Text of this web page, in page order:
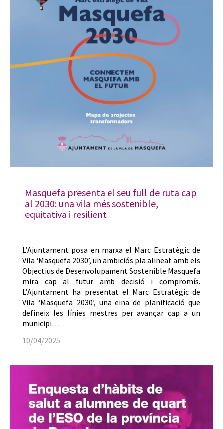
Masquefa presenta el seu full de ruta cap
al 2030: una vila més sostenible,
equitativa i resilient
L’Ajuntament posa en marxa el Marc Estratègic de
Vila ‘Masquefa 2030’, un ambiciós pla alineat amb els
Objectius de Desenvolupament Sostenible Masquefa
mira cap al futur amb decisió i compromís.
L’Ajuntament ha presentat el Marc Estratègic de
Vila ‘Masquefa 2030’, una eina de planificació que
defineix les línies mestres per avançar cap a un
municipi…
10/04/2025